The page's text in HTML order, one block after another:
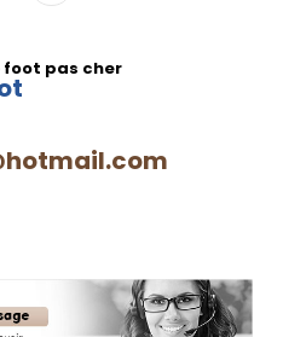
pas cher